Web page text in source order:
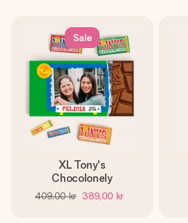
Sale
XL Tony's
Chocolonely
409,00 kr 389,00 kr